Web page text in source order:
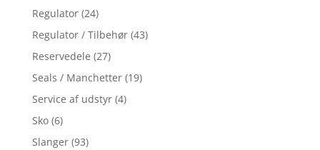
Regulator (24)
Regulator / Tilbehør (43)
Reservedele (27)
Seals / Manchetter (19)
Service af udstyr (4)
Sko (6)
Slanger (93)